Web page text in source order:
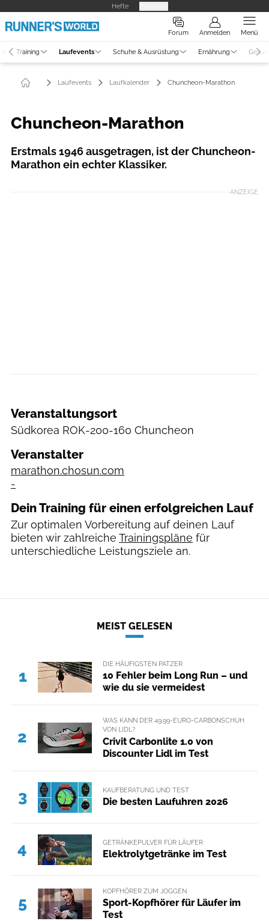
Hefte
Forum Anmelden Menü
Training Laufevents Schuhe & Ausrüstung Ernährung
Laufevents Laufkalender Chuncheon-Marathon
Chuncheon-Marathon
Erstmals 1946 ausgetragen, ist der Chuncheon-
Marathon ein echter Klassiker.
ANZEIGE
Veranstaltungsort
Südkorea ROK-200-160 Chuncheon
Veranstalter
marathon.chosun.com
-
Dein Training für einen erfolgreichen Lauf
Zur optimalen Vorbereitung auf deinen Lauf
bieten wir zahlreiche Trainingspläne für
unterschiedliche Leistungsziele an.
MEIST GELESEN
1
DIE HÄUFIGSTEN PATZER
10 Fehler beim Long Run – und
wie du sie vermeidest
2
WAS KANN DER 49,99-EURO-CARBONSCHUH
VON LIDL?
Crivit Carbonlite 1.0 von
Discounter Lidl im Test
3 KAUFBERATUNG UND TEST
Die besten Laufuhren 2026
4 GETRÄNKEPULVER FÜR LÄUFER
Elektrolytgetränke im Test
5
KOPFHÖRER ZUM JOGGEN
Sport-Kopfhörer für Läufer im
Test